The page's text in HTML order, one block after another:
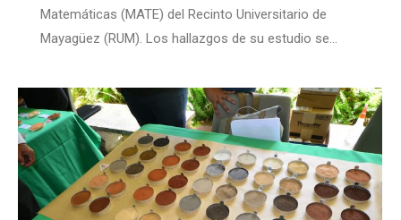
Matemáticas (MATE) del Recinto Universitario de
Mayagüez (RUM). Los hallazgos de su estudio se…